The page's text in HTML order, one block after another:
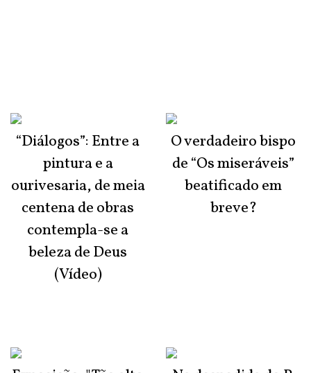
“Diálogos”: Entre a
pintura e a
ourivesaria, de meia
centena de obras
contempla-se a
beleza de Deus
(Vídeo)
O verdadeiro bispo
de “Os miseráveis”
beatificado em
breve?